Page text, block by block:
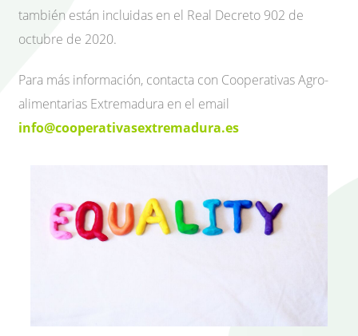
también están incluidas en el Real Decreto 902 de
octubre de 2020.
Para más información, contacta con Cooperativas Agro-
alimentarias Extremadura en el email
info@cooperativasextremadura.es